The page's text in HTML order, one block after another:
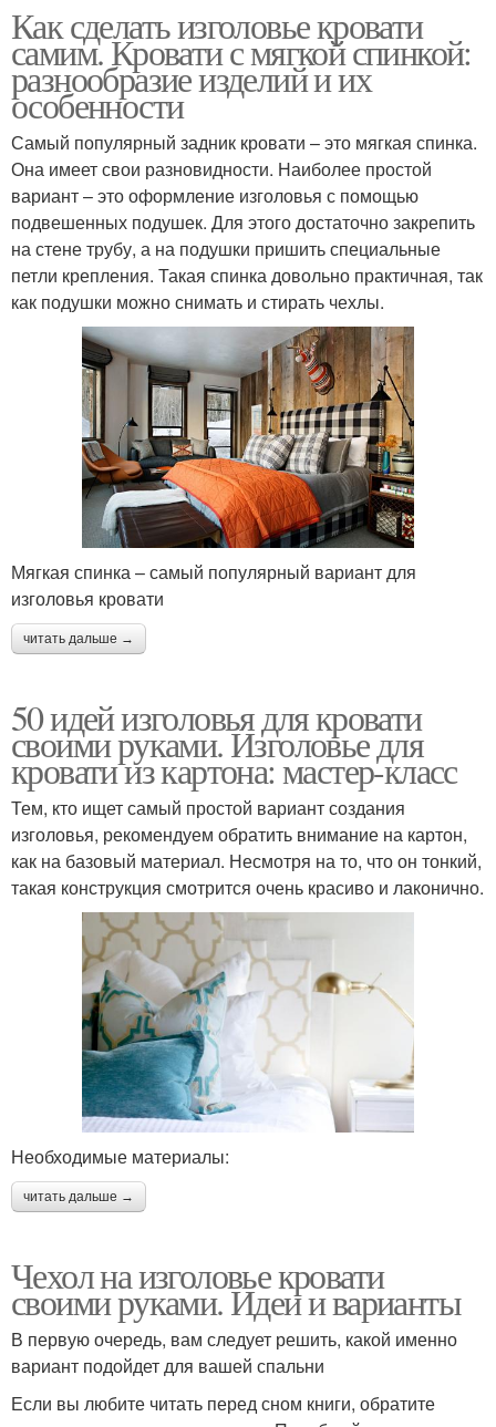
Как сделать изголовье кровати
самим. Кровати с мягкой спинкой:
разнообразие изделий и их
особенности
Самый популярный задник кровати – это мягкая спинка.
Она имеет свои разновидности. Наиболее простой
вариант – это оформление изголовья с помощью
подвешенных подушек. Для этого достаточно закрепить
на стене трубу, а на подушки пришить специальные
петли крепления. Такая спинка довольно практичная, так
как подушки можно снимать и стирать чехлы.
Мягкая спинка – самый популярный вариант для
изголовья кровати
читать дальше →
50 идей изголовья для кровати
своими руками. Изголовье для
кровати из картона: мастер-класс
Тем, кто ищет самый простой вариант создания
изголовья, рекомендуем обратить внимание на картон,
как на базовый материал. Несмотря на то, что он тонкий,
такая конструкция смотрится очень красиво и лаконично.
Необходимые материалы:
читать дальше →
Чехол на изголовье кровати
своими руками. Идеи и варианты
В первую очередь, вам следует решить, какой именно
вариант подойдет для вашей спальни
Если вы любите читать перед сном книги, обратите